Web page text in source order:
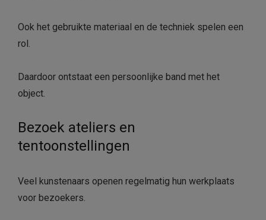
Ook het gebruikte materiaal en de techniek spelen een
rol.
Daardoor ontstaat een persoonlijke band met het
object.
Bezoek ateliers en
tentoonstellingen
Veel kunstenaars openen regelmatig hun werkplaats
voor bezoekers.